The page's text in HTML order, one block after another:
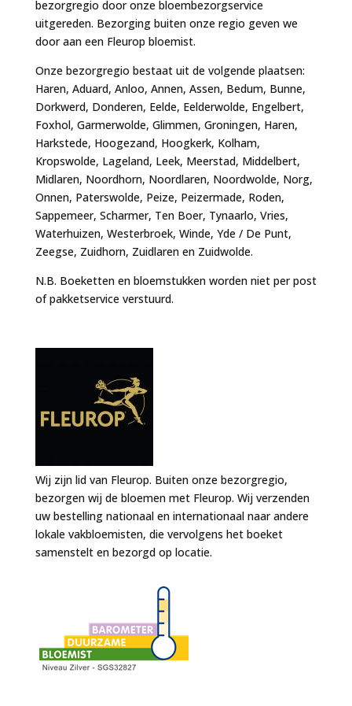
bezorgregio door onze bloembezorgservice
uitgereden. Bezorging buiten onze regio geven we
door aan een Fleurop bloemist.
Onze bezorgregio bestaat uit de volgende plaatsen:
Haren, Aduard, Anloo, Annen, Assen, Bedum, Bunne,
Dorkwerd, Donderen, Eelde, Eelderwolde, Engelbert,
Foxhol, Garmerwolde, Glimmen, Groningen, Haren,
Harkstede, Hoogezand, Hoogkerk, Kolham,
Kropswolde, Lageland, Leek, Meerstad, Middelbert,
Midlaren, Noordhorn, Noordlaren, Noordwolde, Norg,
Onnen, Paterswolde, Peize, Peizermade, Roden,
Sappemeer, Scharmer, Ten Boer, Tynaarlo, Vries,
Waterhuizen, Westerbroek, Winde, Yde / De Punt,
Zeegse, Zuidhorn, Zuidlaren en Zuidwolde.
N.B. Boeketten en bloemstukken worden niet per post
of pakketservice verstuurd.
Wij zijn lid van Fleurop. Buiten onze bezorgregio,
bezorgen wij de bloemen met Fleurop. Wij verzenden
uw bestelling nationaal en internationaal naar andere
lokale vakbloemisten, die vervolgens het boeket
samenstelt en bezorgd op locatie.